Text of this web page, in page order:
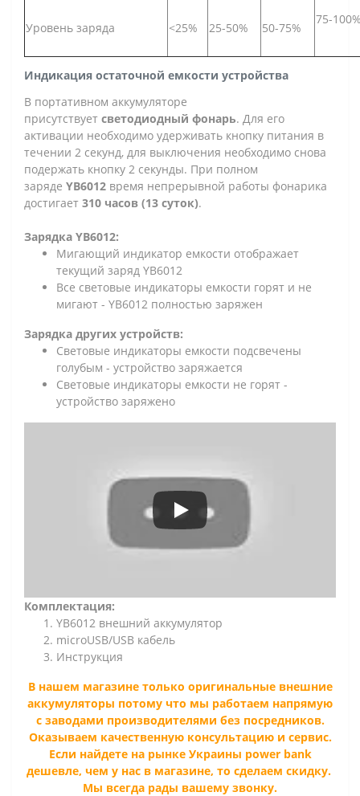
Индикация остаточной емкости устройства
Уровень заряда <25% 25-50% 50-75%
75-
В портативном аккумуляторе
присутствует светодиодный фонарь. Для его
активации необходимо удерживать кнопку питания в
течении 2 секунд, для выключения необходимо снова
подержать кнопку 2 секунды. При полном
заряде YB6012 время непрерывной работы фонарика
достигает 310 часов (13 суток).
Зарядка YB6012:
Мигающий индикатор емкости отображает
текущий заряд YB6012
Все световые индикаторы емкости горят и не
мигают - YB6012 полностью заряжен
Зарядка других устройств:
Световые индикаторы емкости подсвечены
голубым - устройство заряжается
Световые индикаторы емкости не горят -
устройство заряжено
Комплектация:
YB6012 внешний аккумулятор
microUSB/USB кабель
Инструкция
В нашем магазине только оригинальные внешние
аккумуляторы потому что мы работаем напрямую
с заводами производителями без посредников.
Оказываем качественную консультацию и сервис.
Если найдете на рынке Украины power bank
дешевле, чем у нас в магазине, то сделаем скидку.
Мы всегда рады вашему звонку.